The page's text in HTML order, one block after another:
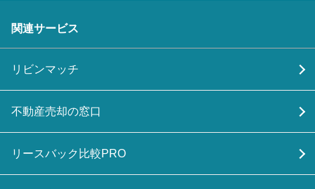
関連サービス
リビンマッチ
不動産売却の窓口
リースバック比較PRO